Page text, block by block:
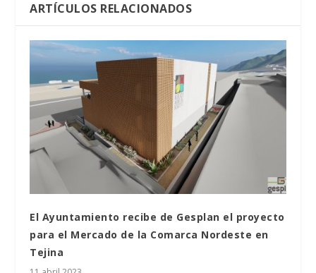
ARTÍCULOS RELACIONADOS
El Ayuntamiento recibe de Gesplan el proyecto
para el Mercado de la Comarca Nordeste en
Tejina